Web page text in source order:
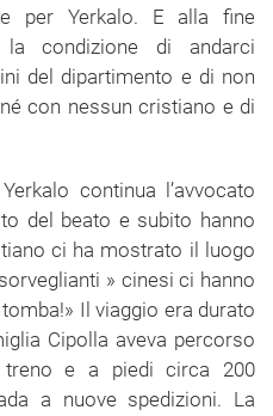
per Yerkalo. E alla fine
la condizione di andarci
del dipartimento e di non
con nessun cristiano e di
continua l’avvocato
del beato e subito hanno
ci ha mostrato il luogo
» cinesi ci hanno
Il viaggio era durato
Cipolla aveva percorso
e a piedi circa 200
a nuove spedizioni. La